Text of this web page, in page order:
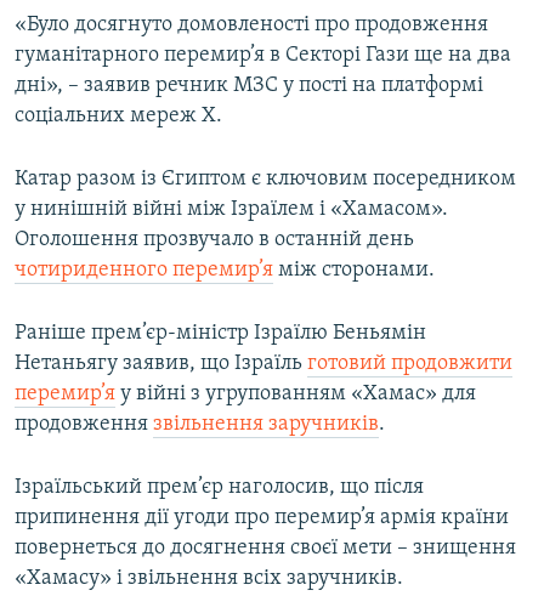
«Було досягнуто домовленості про продовження
гуманітарного перемир’я в Секторі Гази ще на два
дні», – заявив речник МЗС у пості на платформі
соціальних мереж X.
Катар разом із Єгиптом є ключовим посередником
у нинішній війні між Ізраїлем і «Хамасом».
Оголошення прозвучало в останній день
чотириденного перемир’я між сторонами.
Раніше прем’єр-міністр Ізраїлю Беньямін
Нетаньягу заявив, що Ізраїль готовий продовжити
перемир’я у війні з угрупованням «Хамас» для
продовження звільнення заручників.
Ізраїльський прем’єр наголосив, що після
припинення дії угоди про перемир’я армія країни
повернеться до досягнення своєї мети – знищення
«Хамасу» і звільнення всіх заручників.